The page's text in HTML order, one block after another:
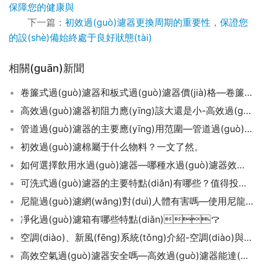
保障您的健康與
下一篇： 初效過(guò)濾器更換周期的重要性，保證您
的設(shè)備始終處于良好狀態(tài)
相關(guān)新聞
卷簾式過(guò)濾器和板式過(guò)濾器價(jià)格—卷簾式過(guò)濾器和板式過(guò)濾器的價(jià)格差異及選擇建議
高效過(guò)濾器初阻力應(yīng)該大還是小-高效過(guò)濾器初阻力大小對(duì)空氣過(guò)濾效果的影響分析
管道過(guò)濾器的主要應(yīng)用范圍—管道過(guò)濾器作用
初效過(guò)濾棉屬于什么物料？一文了然。
如何選擇飲用水過(guò)濾器—哪種水過(guò)濾器效果好
可洗式過(guò)濾器的主要特點(diǎn)有哪些？值得投資嗎？
尼龍過(guò)濾網(wǎng)對(duì)人體有害嗎—使用尼龍過(guò)濾網(wǎng)應(yīng)該注意什么？
凈化過(guò)濾箱有哪些特點(diǎn)？
空調(diào)、新風(fēng)系統(tǒng)介紹-空調(diào)與新風(fēng)系統(tǒng)的區(qū)別與聯(lián)系
高效空氣過(guò)濾器安全嗎—高效過(guò)濾器能達(dá)到什么效果